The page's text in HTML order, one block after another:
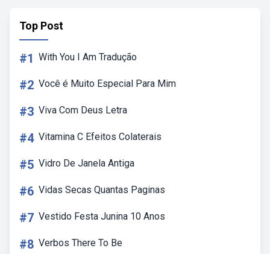
Top Post
#1 With You I Am Tradução
#2 Você é Muito Especial Para Mim
#3 Viva Com Deus Letra
#4 Vitamina C Efeitos Colaterais
#5 Vidro De Janela Antiga
#6 Vidas Secas Quantas Paginas
#7 Vestido Festa Junina 10 Anos
#8 Verbos There To Be